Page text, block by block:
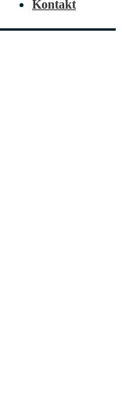
Kontakt